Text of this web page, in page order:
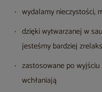
wydalamy nieczystości,
dzięki wytwarzanej w
jesteśmy bardziej
zastosowane po
wchłaniają